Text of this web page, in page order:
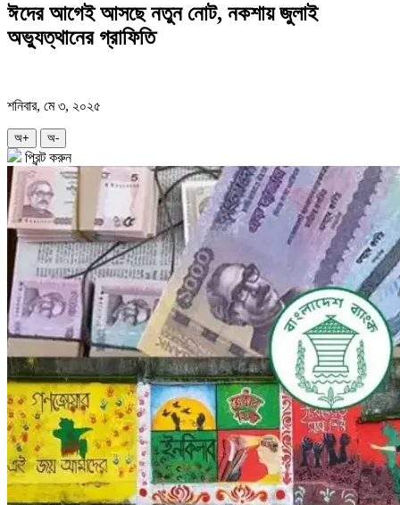
ঈদের আগেই আসছে নতুন নোট, নকশায় জুলাই
অভ্যুত্থানের গ্রাফিতি
শনিবার, মে ৩, ২০২৫
অ+ অ-
প্রিন্ট করুন